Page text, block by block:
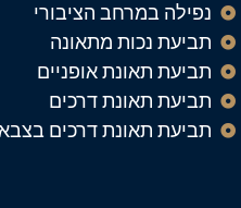
נפילה במרחב הציבורי
תביעת נכות מתאונה
תביעת תאונת אופניים
תביעת תאונת דרכים
תביעת תאונת דרכים